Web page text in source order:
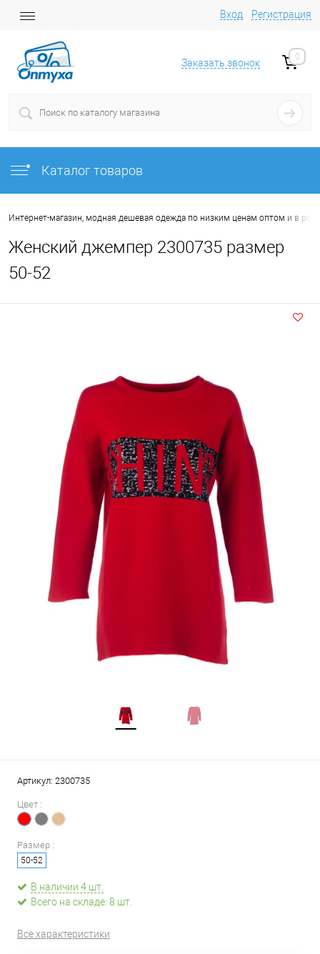
Вход Регистрация
Заказать звонок
0
Каталог товаров
Интернет-магазин, модная дешевая одежда по низким ценам оптом и в
Женский джемпер 2300735 размер
50-52
Артикул: 2300735
Цвет :
Размер :
50-52
В наличии 4 шт.
Всего на складе: 8 шт.
Все характеристики